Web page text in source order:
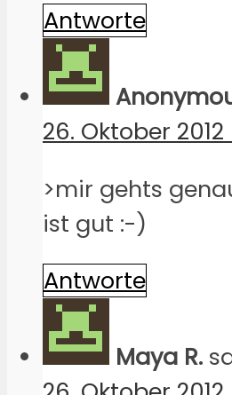
Antworte
26. Oktober
>mir gehts
ist gut :-)
Antworte
Maya R.